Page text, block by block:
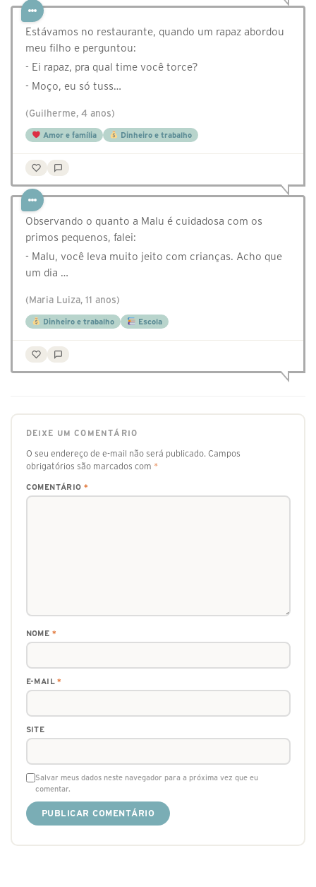
⁣Estávamos no restaurante, quando um rapaz abordou
meu filho e perguntou:
- Ei rapaz, pra qual time você torce?
- Moço, eu só tuss…
(Guilherme, 4 anos)
Amor e família Dinheiro e trabalho
Observando o quanto a Malu é cuidadosa com os
primos pequenos, falei:
- Malu, você leva muito jeito com crianças. Acho que
um dia …
(Maria Luiza, 11 anos)
Dinheiro e trabalho Escola
DEIXE UM COMENTÁRIO
O seu endereço de e-mail não será publicado. Campos
obrigatórios são marcados com *
COMENTÁRIO *
NOME *
E-MAIL*
SITE
Salvar meus dados neste navegador para a próxima vez que eu
comentar.